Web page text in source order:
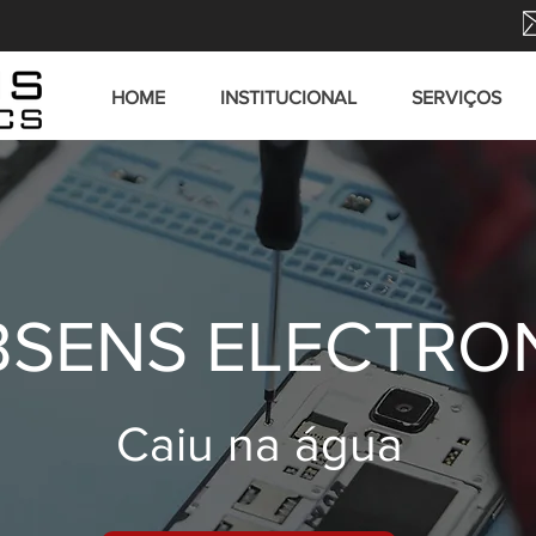
HOME INSTITUCIONAL SERVIÇOS
Caiu na água